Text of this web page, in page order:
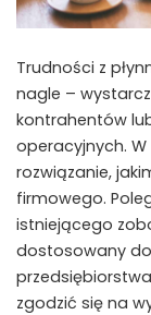
Trudności z
nagle –
kontrahentów
operacyjnych.
rozwiązanie,
firmowego.
istniejącego
dostosowany
zgodzić się na